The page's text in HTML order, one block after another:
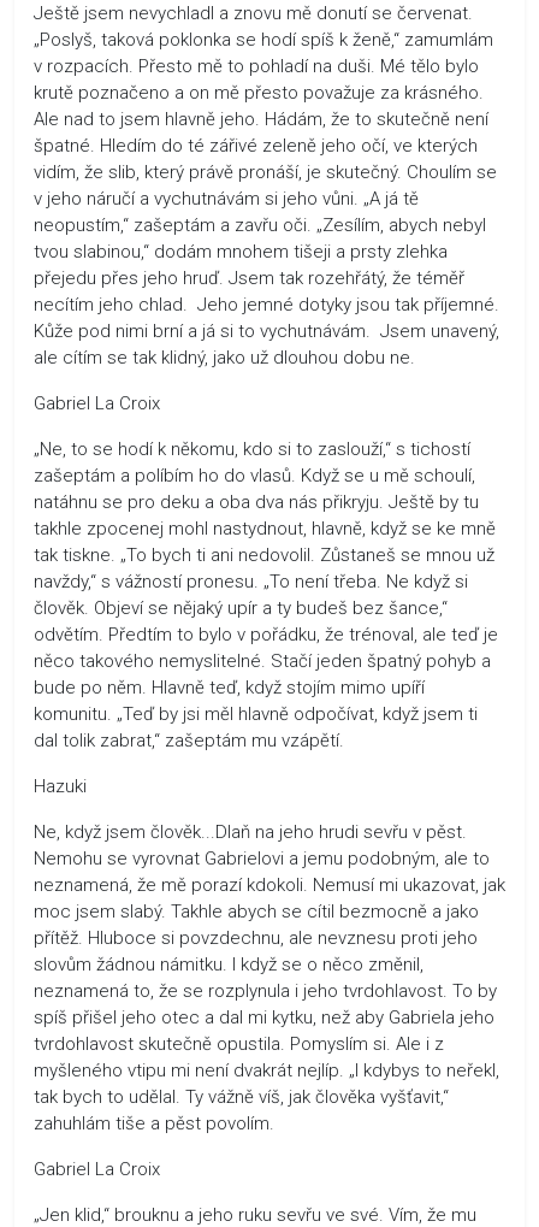
Ještě jsem nevychladl a znovu mě donutí se červenat.
„Poslyš, taková poklonka se hodí spíš k ženě,“ zamumlám
v rozpacích. Přesto mě to pohladí na duši. Mé tělo bylo
krutě poznačeno a on mě přesto považuje za krásného.
Ale nad to jsem hlavně jeho. Hádám, že to skutečně není
špatné. Hledím do té zářivé zeleně jeho očí, ve kterých
vidím, že slib, který právě pronáší, je skutečný. Choulím se
v jeho náručí a vychutnávám si jeho vůni. „A já tě
neopustím,“ zašeptám a zavřu oči. „Zesílím, abych nebyl
tvou slabinou,“ dodám mnohem tišeji a prsty zlehka
přejedu přes jeho hruď. Jsem tak rozehřátý, že téměř
necítím jeho chlad. Jeho jemné dotyky jsou tak příjemné.
Kůže pod nimi brní a já si to vychutnávám. Jsem unavený,
ale cítím se tak klidný, jako už dlouhou dobu ne.
Gabriel La Croix
„Ne, to se hodí k někomu, kdo si to zaslouží,“ s tichostí
zašeptám a políbím ho do vlasů. Když se u mě schoulí,
natáhnu se pro deku a oba dva nás přikryju. Ještě by tu
takhle zpocenej mohl nastydnout, hlavně, když se ke mně
tak tiskne. „To bych ti ani nedovolil. Zůstaneš se mnou už
navždy,“ s vážností pronesu. „To není třeba. Ne když si
člověk. Objeví se nějaký upír a ty budeš bez šance,“
odvětím. Předtím to bylo v pořádku, že trénoval, ale teď je
něco takového nemyslitelné. Stačí jeden špatný pohyb a
bude po něm. Hlavně teď, když stojím mimo upíří
komunitu. „Teď by jsi měl hlavně odpočívat, když jsem ti
dal tolik zabrat,“ zašeptám mu vzápětí.
Hazuki
Ne, když jsem člověk...Dlaň na jeho hrudi sevřu v pěst.
Nemohu se vyrovnat Gabrielovi a jemu podobným, ale to
neznamená, že mě porazí kdokoli. Nemusí mi ukazovat, jak
moc jsem slabý. Takhle abych se cítil bezmocně a jako
přítěž. Hluboce si povzdechnu, ale nevznesu proti jeho
slovům žádnou námitku. I když se o něco změnil,
neznamená to, že se rozplynula i jeho tvrdohlavost. To by
spíš přišel jeho otec a dal mi kytku, než aby Gabriela jeho
tvrdohlavost skutečně opustila. Pomyslím si. Ale i z
myšleného vtipu mi není dvakrát nejlíp. „I kdybys to neřekl,
tak bych to udělal. Ty vážně víš, jak člověka vyšťavit,“
zahuhlám tiše a pěst povolím.
Gabriel La Croix
„Jen klid,“ brouknu a jeho ruku sevřu ve své. Vím, že mu